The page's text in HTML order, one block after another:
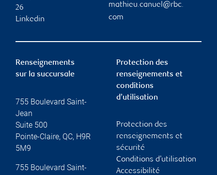
26
Linkedin
mathieu.canuel@rbc.
com
Renseignements
sur la succursale
755 Boulevard Saint-
Jean
Suite 500
Pointe-Claire, QC, H9R
5M9
755 Boulevard Saint-
Protection des
renseignements et
conditions
d’utilisation
Protection des
renseignements et
sécurité
Conditions d’utilisation
Accessibilité